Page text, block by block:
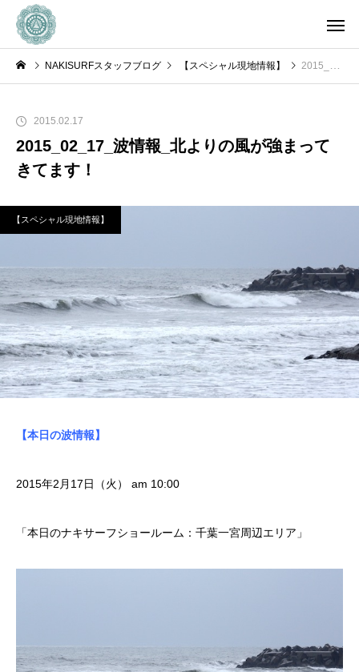
NAKISURFスタッフブログ 【スペシャル現地情報】 2015_02_17_波情報_北よりの風が強まってきてます！
2015.02.17
2015_02_17_波情報_北よりの風が強まって
きてます！
【スペシャル現地情報】
【本日の波情報】
2015年2月17日（火） am 10:00
「本日のナキサーフショールーム：千葉一宮周辺エリア」